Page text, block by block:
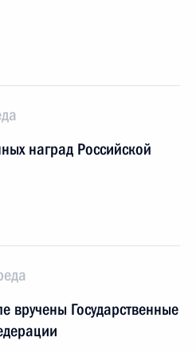
наград Российской
вручены Государственные